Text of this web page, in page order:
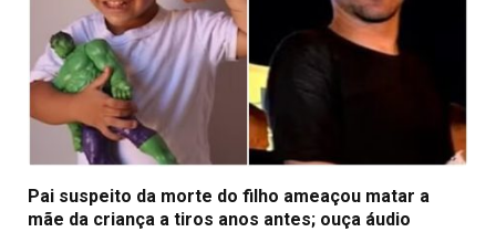
Pai suspeito da morte do filho ameaçou matar a
mãe da criança a tiros anos antes; ouça áudio